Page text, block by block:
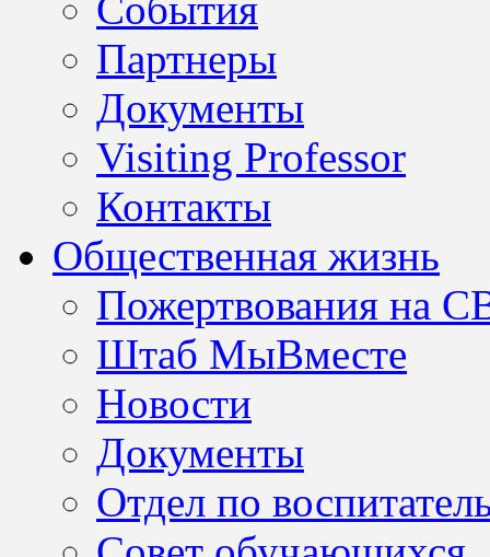
Партнеры
Документы
Visiting Professor
Контакты
Общественная жизнь
Пожертвования на
Штаб МыВместе
Новости
Документы
Отдел по